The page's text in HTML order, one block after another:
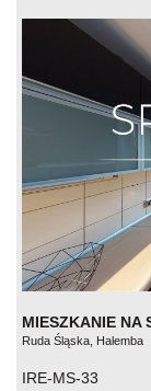
MIESZKANIE NA
Ruda Śląska, Halemba
IRE-MS-33